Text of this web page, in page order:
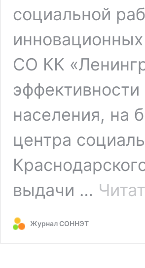
социальной
СО КК
населения, на
центра
выдачи …
Журнал СОННЭТ